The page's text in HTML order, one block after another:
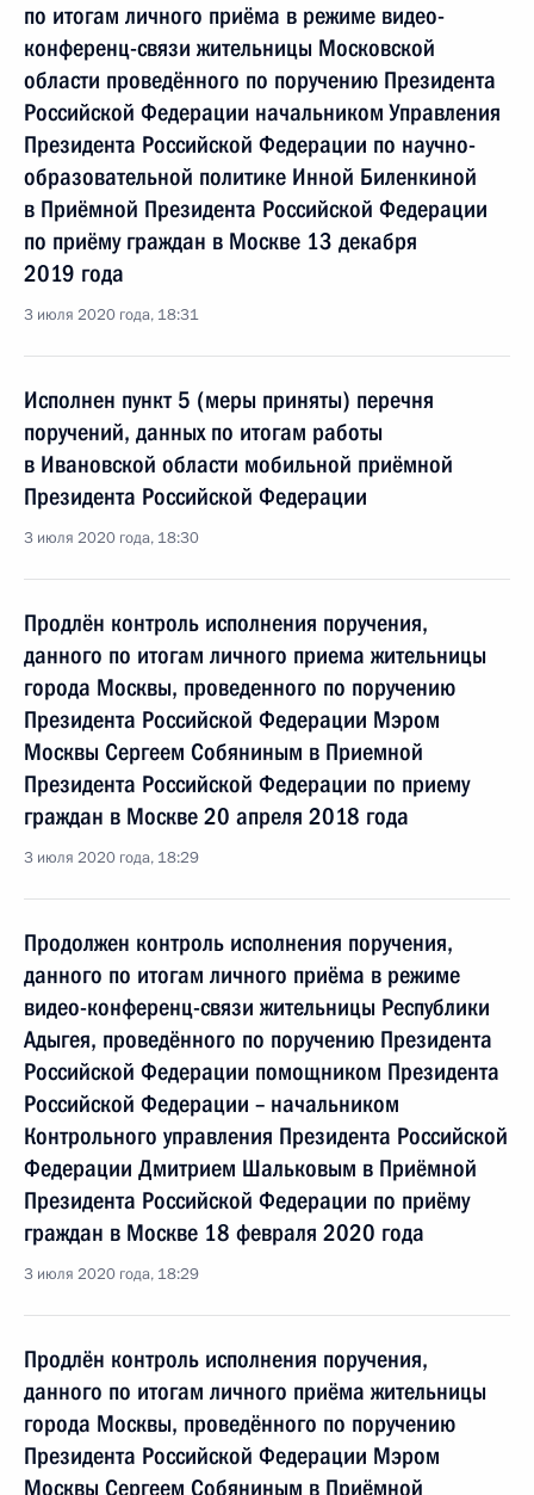
по итогам личного приёма в режиме видео-
конференц-связи жительницы Московской
области проведённого по поручению Президента
Российской Федерации начальником Управления
Президента Российской Федерации по научно-
образовательной политике Инной Биленкиной
в Приёмной Президента Российской Федерации
по приёму граждан в Москве 13 декабря
2019 года
3 июля 2020 года, 18:31
Исполнен пункт 5 (меры приняты) перечня
поручений, данных по итогам работы
в Ивановской области мобильной приёмной
Президента Российской Федерации
3 июля 2020 года, 18:30
Продлён контроль исполнения поручения,
данного по итогам личного приема жительницы
города Москвы, проведенного по поручению
Президента Российской Федерации Мэром
Москвы Сергеем Собяниным в Приемной
Президента Российской Федерации по приему
граждан в Москве 20 апреля 2018 года
3 июля 2020 года, 18:29
Продолжен контроль исполнения поручения,
данного по итогам личного приёма в режиме
видео-конференц-связи жительницы Республики
Адыгея, проведённого по поручению Президента
Российской Федерации помощником Президента
Российской Федерации – начальником
Контрольного управления Президента Российской
Федерации Дмитрием Шальковым в Приёмной
Президента Российской Федерации по приёму
граждан в Москве 18 февраля 2020 года
3 июля 2020 года, 18:29
Продлён контроль исполнения поручения,
данного по итогам личного приёма жительницы
города Москвы, проведённого по поручению
Президента Российской Федерации Мэром
Москвы Сергеем Собяниным в Приёмной